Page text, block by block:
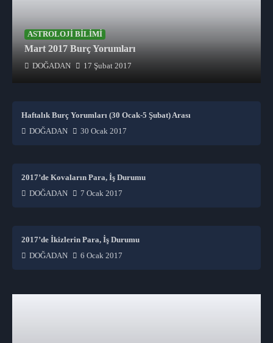
ASTROLOJI BILIMI
Mart 2017 Burç Yorumları
DOĞADAN 17 Şubat 2017
Haftalık Burç Yorumları (30 Ocak-5 Şubat) Arası
DOĞADAN 30 Ocak 2017
2017’de Kovaların Para, İş Durumu
DOĞADAN 7 Ocak 2017
2017’de İkizlerin Para, İş Durumu
DOĞADAN 6 Ocak 2017